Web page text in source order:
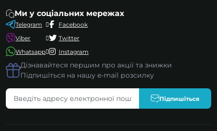
Ми у соціальних мережах
Telegram
Viber
Whatsapp
Facebook
Twitter
Instagram
Дізнавайтеся першим про акції та знижки
Підпишіться на нашу e-mail розсилку
Підпишіться